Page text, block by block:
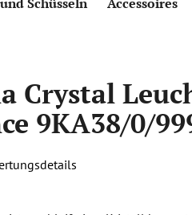
Crystal
9KA38/0/